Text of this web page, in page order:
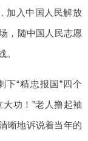
加入中国人民解放
，随中国人民志愿
。
下“精忠报国”四个
功！”老人撸起袖
晰地诉说着当年的